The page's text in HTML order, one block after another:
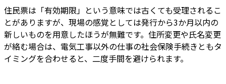
住民票は「有効期限」という意味では古くても受理されるこ
とがありますが、現場の感覚としては発行から3か月以内の
新しいものを用意したほうが無難です。住所変更や氏名変更
が絡む場合は、電気工事以外の仕事の社会保険手続きともタ
イミングを合わせると、二度手間を避けられます。